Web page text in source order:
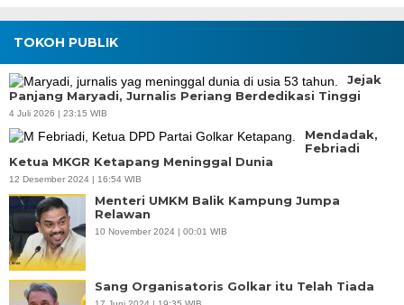
TOKOH PUBLIK
Jejak
Panjang Maryadi, Jurnalis Periang Berdedikasi Tinggi
4 Juli 2026 | 23:15 WIB
Mendadak,
Febriadi
Ketua MKGR Ketapang Meninggal Dunia
12 Desember 2024 | 16:54 WIB
Menteri UMKM Balik Kampung Jumpa
Relawan
10 November 2024 | 00:01 WIB
Sang Organisatoris Golkar itu Telah Tiada